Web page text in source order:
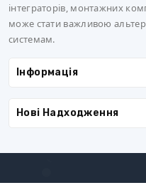
інтеграторів, монтажних
може стати важливою
системам.
Інформація
Нові Надходження